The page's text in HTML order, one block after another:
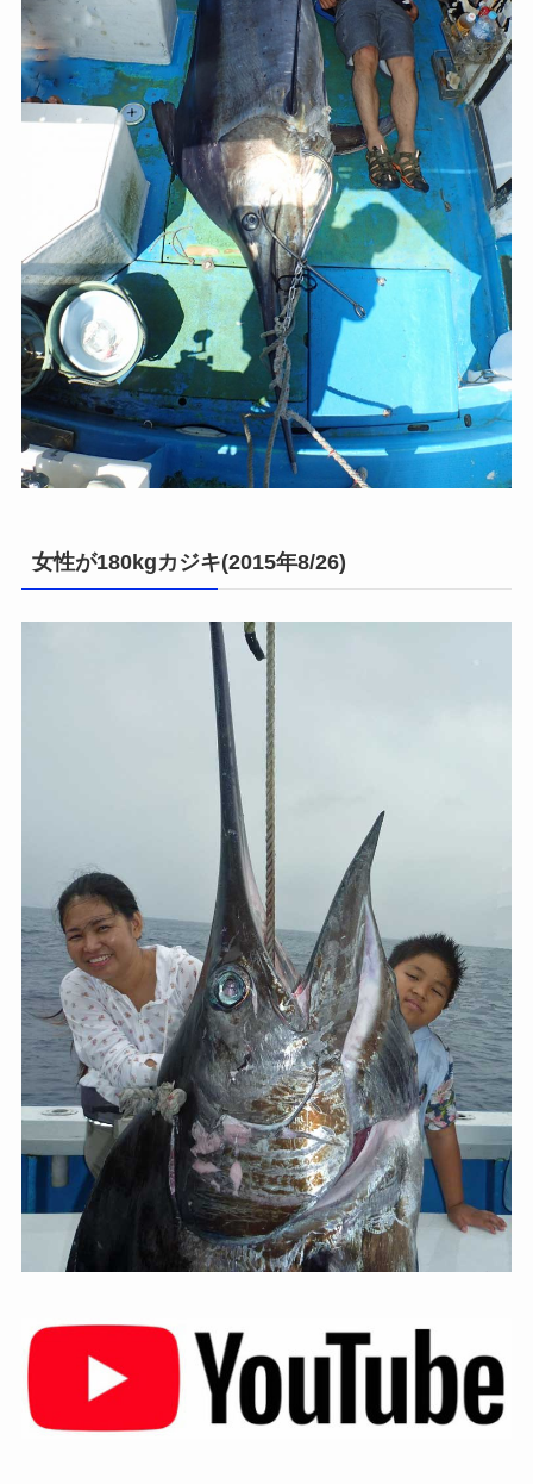
女性が180kgカジキ(2015年8/26)